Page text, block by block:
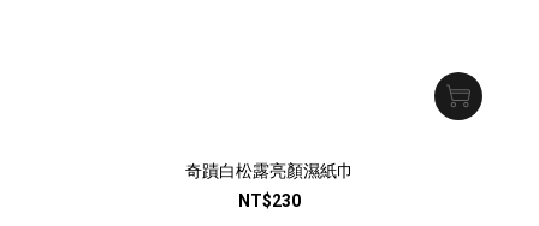
奇蹟白松露亮顏濕紙巾
NT$230